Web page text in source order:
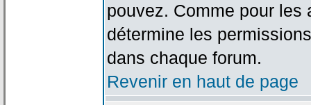
pouvez. Comme pour les
détermine les
dans chaque forum.
Revenir en haut de page